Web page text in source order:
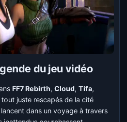
du jeu vidéo
FF7 Rebirth,Cloud,Tifa,
tout juste rescapés de la cité
lancent dans un voyage à travers